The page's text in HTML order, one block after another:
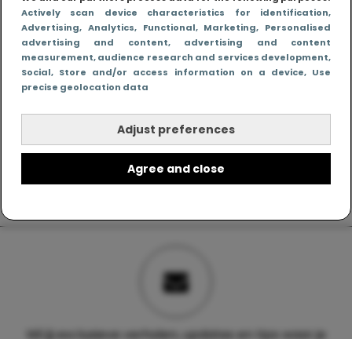
Actively scan device characteristics for identification,
Advertising, Analytics, Functional, Marketing, Personalised
advertising and content, advertising and content
measurement, audience research and services development,
Social, Store and/or access information on a device, Use
precise geolocation data
Adjust preferences
Agree and close
Wil jij exclusieve verhalen, updates en tips waar je